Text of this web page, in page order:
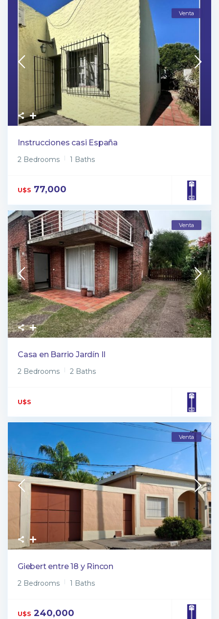
Venta
Instrucciones casi España
2 Bedrooms 1 Baths
U$S 77,000
Venta
Casa en Barrio Jardín II
2 Bedrooms 2 Baths
U$S
Venta
Giebert entre 18 y Rincon
2 Bedrooms 1 Baths
U$S 240,000